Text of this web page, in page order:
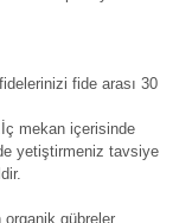
fide arası 30
mekan içerisinde
yetiştirmeniz tavsiye
organik gübreler